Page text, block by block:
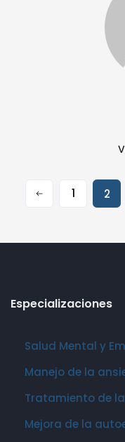
1 2
Especializaciones
Salud Mental y
Manejo de la
Tratamiento de
Mejora de la